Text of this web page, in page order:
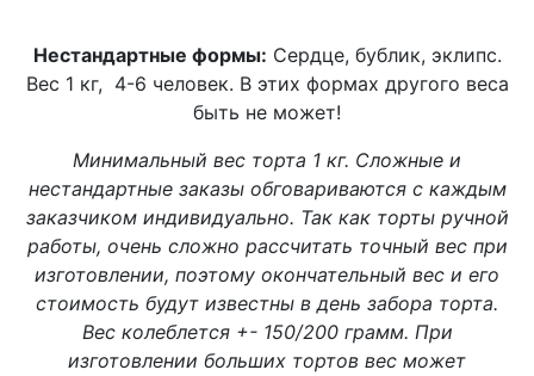
Нестандартные формы: Сердце, бублик, эклипс.
Вес 1 кг, 4-6 человек. В этих формах другого веса
быть не может!
Минимальный вес торта 1 кг. Сложные и
нестандартные заказы обговариваются с каждым
заказчиком индивидуально. Так как торты ручной
работы, очень сложно рассчитать точный вес при
изготовлении, поэтому окончательный вес и его
стоимость будут известны в день забора торта.
Вес колеблется +- 150/200 грамм. При
изготовлении больших тортов вес может